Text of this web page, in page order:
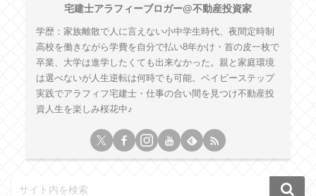
宅建士アラフィーブロガー@不動産投資家
学歴：家族離散で人に言えない小中学生時代、夜間定時制
高校を働きながら学費を自分で払い8年かけ・首の皮一枚で
卒業、大学は進学したくても出来なかった。親と家庭環境
は選べないが人生逆転は何時でも可能。ベイビーステップ
実践でアラフィフ宅建士・仕事の合い間を見つけ不動産投
資人生を楽しみ桜花中♪